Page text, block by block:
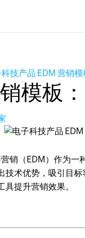
技产品 EDM 营销
模板
销（EDM）作为
技术优势，吸引目
提升营销效果。